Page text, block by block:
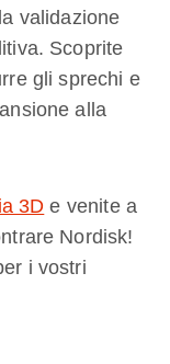
validazione
Scoprite
gli sprechi e
alla
3D e venite a
Nordisk!
i vostri